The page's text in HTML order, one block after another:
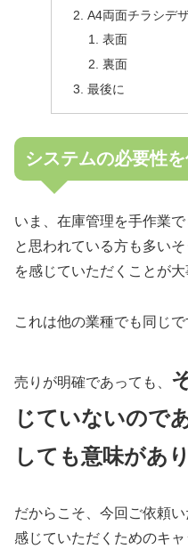
A4両面チラシデ
表面
裏面
最後に
システムの必要性
いま、在庫管理を手作業
と思われている方も多い
を感じていただくことが大
これは他の業種でも同じで
売りが明確であっても、
じていないので
しても意味があ
だからこそ、今回ご依頼
感じていただくためのキ